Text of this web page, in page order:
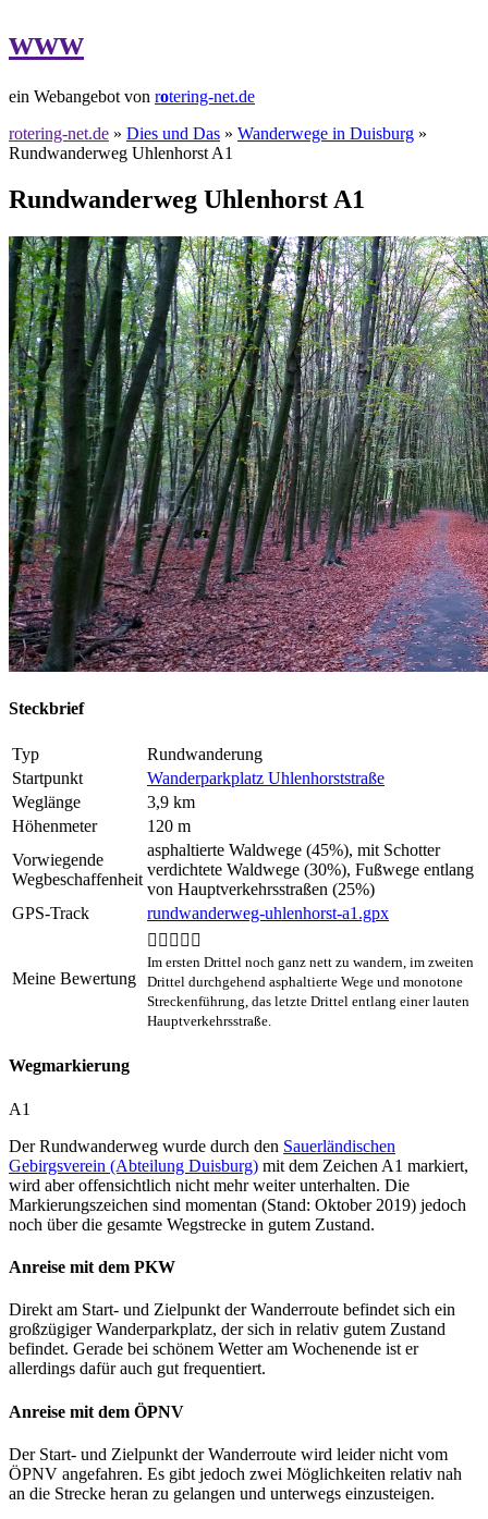
www
ein Webangebot von rotering-net.de
rotering-net.de » Dies und Das » Wanderwege in Duisburg »
Rundwanderweg Uhlenhorst A1
Rundwanderweg Uhlenhorst A1
Steckbrief
Typ
Rundwanderung
Startpunkt
Wanderparkplatz Uhlenhorststraße
Weglänge
3,9 km
Höhenmeter
120 m
Vorwiegende
Wegbeschaffenheit
asphaltierte Waldwege (45%), mit Schotter
verdichtete Waldwege (30%), Fußwege entlang
von Hauptverkehrsstraßen (25%)
GPS-Track
rundwanderweg-uhlenhorst-a1.gpx
Meine Bewertung
 
Im ersten Drittel noch ganz nett zu wandern, im zweiten
Drittel durchgehend asphaltierte Wege und monotone
Streckenführung, das letzte Drittel entlang einer lauten
Hauptverkehrsstraße.
Wegmarkierung
A1
Der Rundwanderweg wurde durch den Sauerländischen
Gebirgsverein (Abteilung Duisburg) mit dem Zeichen A1 markiert,
wird aber offensichtlich nicht mehr weiter unterhalten. Die
Markierungszeichen sind momentan (Stand: Oktober 2019) jedoch
noch über die gesamte Wegstrecke in gutem Zustand.
Anreise mit dem PKW
Direkt am Start- und Zielpunkt der Wanderroute befindet sich ein
großzügiger Wanderparkplatz, der sich in relativ gutem Zustand
befindet. Gerade bei schönem Wetter am Wochenende ist er
allerdings dafür auch gut frequentiert.
Anreise mit dem ÖPNV
Der Start- und Zielpunkt der Wanderroute wird leider nicht vom
ÖPNV angefahren. Es gibt jedoch zwei Möglichkeiten relativ nah
an die Strecke heran zu gelangen und unterwegs einzusteigen.